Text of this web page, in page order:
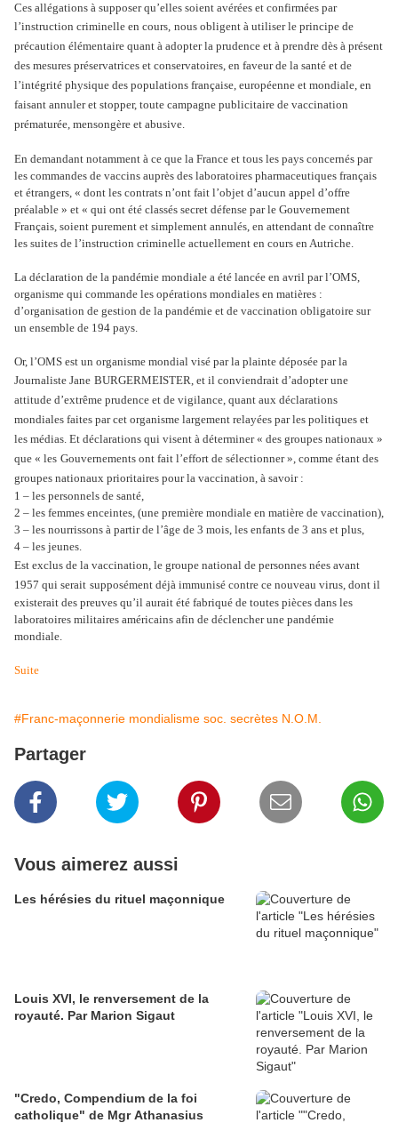
Ces allégations à supposer qu’elles soient avérées et confirmées par
l’instruction criminelle en cours, nous obligent à utiliser le principe de
précaution élémentaire quant à adopter la prudence et à prendre dès à présent
des mesures préservatrices et conservatoires, en faveur de la santé et de
l’intégrité physique des populations française, européenne et mondiale, en
faisant annuler et stopper, toute campagne publicitaire de vaccination
prématurée, mensongère et abusive.
En demandant notamment à ce que la France et tous les pays concernés par
les commandes de vaccins auprès des laboratoires pharmaceutiques français
et étrangers, « dont les contrats n’ont fait l’objet d’aucun appel d’offre
préalable » et « qui ont été classés secret défense par le Gouvernement
Français, soient purement et simplement annulés, en attendant de connaître
les suites de l’instruction criminelle actuellement en cours en Autriche.
La déclaration de la pandémie mondiale a été lancée en avril par l’OMS,
organisme qui commande les opérations mondiales en matières :
d’organisation de gestion de la pandémie et de vaccination obligatoire sur
un ensemble de 194 pays.
Or, l’OMS est un organisme mondial visé par la plainte déposée par la
Journaliste Jane BURGERMEISTER, et il conviendrait d’adopter une
attitude d’extrême prudence et de vigilance, quant aux déclarations
mondiales faites par cet organisme largement relayées par les politiques et
les médias. Et déclarations qui visent à déterminer « des groupes nationaux »
que « les Gouvernements ont fait l’effort de sélectionner », comme étant des
groupes nationaux prioritaires pour la vaccination, à savoir :
1 – les personnels de santé,
2 – les femmes enceintes, (une première mondiale en matière de vaccination),
3 – les nourrissons à partir de l’âge de 3 mois, les enfants de 3 ans et plus,
4 – les jeunes.
Est exclus de la vaccination, le groupe national de personnes nées avant
1957 qui serait supposément déjà immunisé contre ce nouveau virus, dont il
existerait des preuves qu’il aurait été fabriqué de toutes pièces dans les
laboratoires militaires américains afin de déclencher une pandémie
mondiale.
Suite
#Franc-maçonnerie mondialisme soc. secrètes N.O.M.
Partager
Vous aimerez aussi
Les hérésies du rituel maçonnique
Louis XVI, le renversement de la
royauté. Par Marion Sigaut
"Credo, Compendium de la foi
catholique" de Mgr Athanasius